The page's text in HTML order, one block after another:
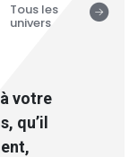
votre
qu’il
Tous les
univers